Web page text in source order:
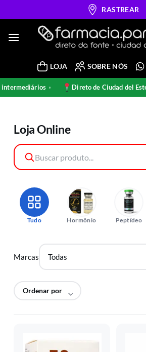
to
RASTREAR
LOJA SOBRE NÓS
• Direto de Ciudad del Este •
Loja Online
Tudo Hormônio Peptídeo
Marcas